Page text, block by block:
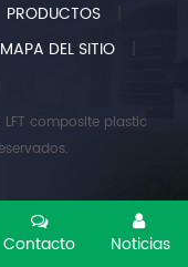
PRODUCTOS
MAPA DEL SITIO
|
composite plastic
Noticias
Contacto